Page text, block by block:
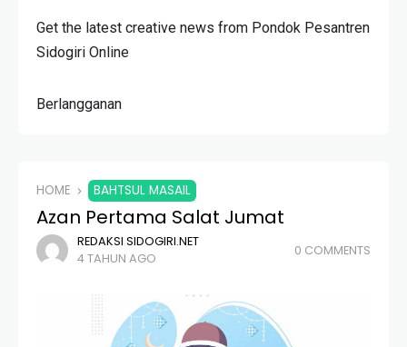
Get the latest creative news from Pondok Pesantren
Sidogiri Online
Berlangganan
HOME BAHTSUL MASAIL
Azan Pertama Salat Jumat
REDAKSI SIDOGIRI.NET
4 TAHUN AGO
0 COMMENTS